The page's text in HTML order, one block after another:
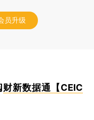
员升级
财新数据通【CEIC